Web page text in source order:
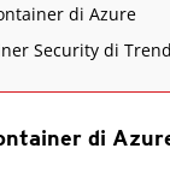
di Azure
Security di
di